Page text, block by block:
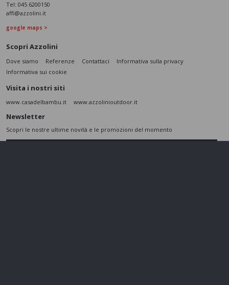
Tel: 045 6200150
affi@azzolini.it
google maps >
Scopri Azzolini
Dove siamo Referenze Contattaci
Informativa sulla privacy
Informativa sui cookie
Visita i nostri siti
www.casadelbambu.it www.azzolinioutdoor.it
Newsletter
Scopri le nostre ultime novità e le promozioni del momento